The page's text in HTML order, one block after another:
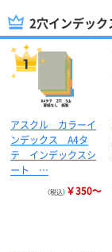
2穴インデッ
アスクル カラーイ
ンデックス A4タ
テ インデックスシ
ート …
（税込） ￥350～